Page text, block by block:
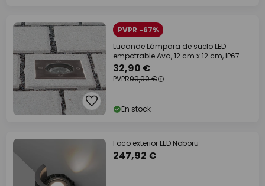
PVPR -67%
Lucande Lámpara de suelo LED
empotrable Ava, 12 cm x 12 cm, IP67
32,90 €
PVPR99,90 €
En stock
Foco exterior LED Noboru
247,92 €